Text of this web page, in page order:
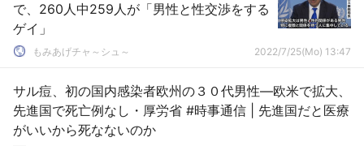
で、260人中259人が「男性と性交渉をする
ゲイ」
もみあげチャ～シュ～ 2022/7/25(Mo) 13:47
サル痘、初の国内感染者欧州の３０代男性―欧米で拡大、
先進国で死亡例なし・厚労省 #時事通信 | 先進国だと医療
がいいから死なないのか